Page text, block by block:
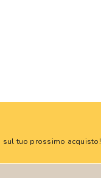
sul tuo prossimo acquisto!